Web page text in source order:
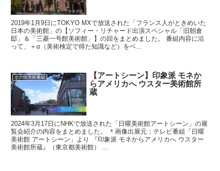
2019年1月9日にTOKYO MXで放送された「フランス人がときめいた
日本の美術館」の【ソフィー・リチャード出演スペシャル「旧朝倉
邸」＆「三菱一号館美術館」】の回をまとめました。 番組内容に沿
って、＋α（美術検定で得た知識など）をベ...
その他美術番組
【アートシーン】印象派 モネか
らアメリカへ ウスター美術館所
蔵
2024年3月17日にNHKで放送された「日曜美術館アートシーン」の展
覧会紹介の内容をまとめました。 ＊画像出展元：テレビ番組「日曜
美術館 アートシーン」より 『印象派 モネからアメリカへ ウスター
美術館所蔵』（東京都美術館） ...